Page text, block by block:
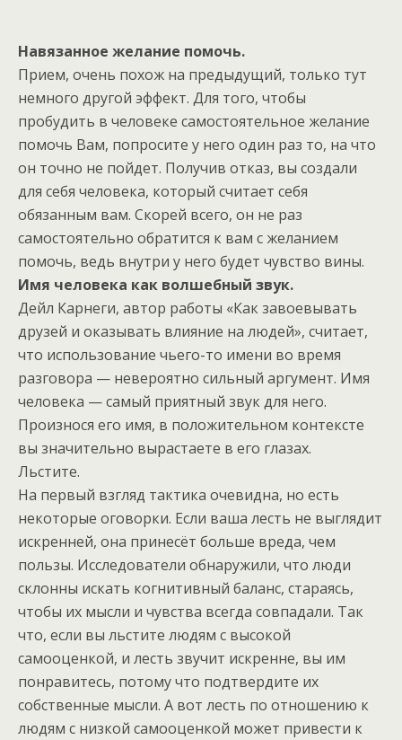
Навязанное желание помочь.
Прием, очень похож на предыдущий, только тут
немного другой эффект. Для того, чтобы
пробудить в человеке самостоятельное желание
помочь Вам, попросите у него один раз то, на что
он точно не пойдет. Получив отказ, вы создали
для себя человека, который считает себя
обязанным вам. Скорей всего, он не раз
самостоятельно обратится к вам с желанием
помочь, ведь внутри у него будет чувство вины.
Имя человека как волшебный звук.
Дейл Карнеги, автор работы «Как завоевывать
друзей и оказывать влияние на людей», считает,
что использование чьего-то имени во время
разговора — невероятно сильный аргумент. Имя
человека — самый приятный звук для него.
Произнося его имя, в положительном контексте
вы значительно вырастаете в его глазах.
Льстите.
На первый взгляд тактика очевидна, но есть
некоторые оговорки. Если ваша лесть не выглядит
искренней, она принесёт больше вреда, чем
пользы. Исследователи обнаружили, что люди
склонны искать когнитивный баланс, стараясь,
чтобы их мысли и чувства всегда совпадали. Так
что, если вы льстите людям с высокой
самооценкой, и лесть звучит искренне, вы им
понравитесь, потому что подтвердите их
собственные мысли. А вот лесть по отношению к
людям с низкой самооценкой может привести к